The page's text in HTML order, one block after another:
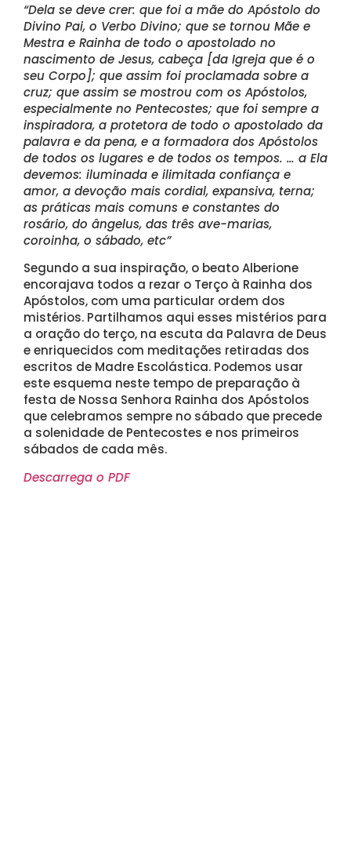
“Dela se deve crer: que foi a mãe do Apóstolo do
Divino Pai, o Verbo Divino; que se tornou Mãe e
Mestra e Rainha de todo o apostolado no
nascimento de Jesus, cabeça [da Igreja que é o
seu Corpo]; que assim foi proclamada sobre a
cruz; que assim se mostrou com os Apóstolos,
especialmente no Pentecostes; que foi sempre a
inspiradora, a protetora de todo o apostolado da
palavra e da pena, e a formadora dos Apóstolos
de todos os lugares e de todos os tempos. … a Ela
devemos: iluminada e ilimitada confiança e
amor, a devoção mais cordial, expansiva, terna;
as práticas mais comuns e constantes do
rosário, do ângelus, das três ave-marias,
coroinha, o sábado, etc”
Segundo a sua inspiração, o beato Alberione
encorajava todos a rezar o Terço à Rainha dos
Apóstolos, com uma particular ordem dos
mistérios. Partilhamos aqui esses mistérios para
a oração do terço, na escuta da Palavra de Deus
e enriquecidos com meditações retiradas dos
escritos de Madre Escolástica. Podemos usar
este esquema neste tempo de preparação à
festa de Nossa Senhora Rainha dos Apóstolos
que celebramos sempre no sábado que precede
a solenidade de Pentecostes e nos primeiros
sábados de cada mês.
Descarrega o PDF